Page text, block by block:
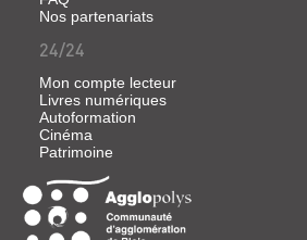
Nos partenariats
24/24
Mon compte lecteur
Livres numériques
Autoformation
Cinéma
Patrimoine